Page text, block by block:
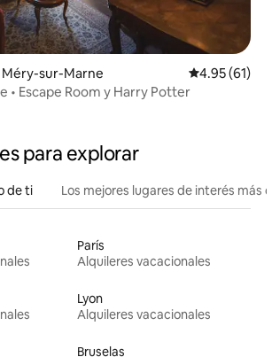
Méry-sur-Marne Calificación
4.95 (61)
• Escape Room y Harry Potter
para explorar
de ti Los mejores lugares de interés más
París
Alquileres vacacionales
Lyon
Alquileres vacacionales
Bruselas